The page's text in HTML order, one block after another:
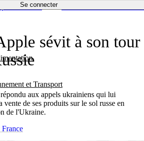
Se connecter
et Transport
Économie
sévit à son tour
aux appels ukrainiens qui lui
vente de ses produits sur le sol russe en
de l'Ukraine.